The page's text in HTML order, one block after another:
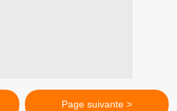
Page suivante >